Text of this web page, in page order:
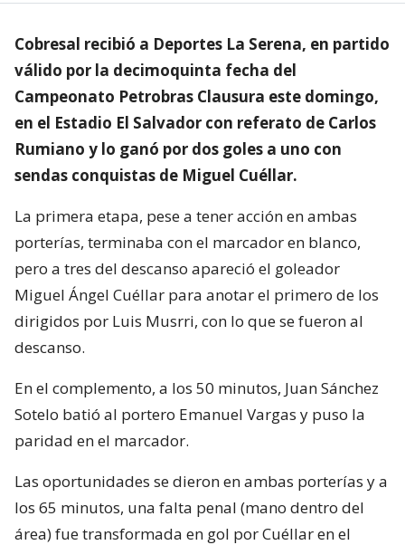
Cobresal recibió a Deportes La Serena, en partido
válido por la decimoquinta fecha del
Campeonato Petrobras Clausura este domingo,
en el Estadio El Salvador con referato de Carlos
Rumiano y lo ganó por dos goles a uno con
sendas conquistas de Miguel Cuéllar.
La primera etapa, pese a tener acción en ambas
porterías, terminaba con el marcador en blanco,
pero a tres del descanso apareció el goleador
Miguel Ángel Cuéllar para anotar el primero de los
dirigidos por Luis Musrri, con lo que se fueron al
descanso.
En el complemento, a los 50 minutos, Juan Sánchez
Sotelo batió al portero Emanuel Vargas y puso la
paridad en el marcador.
Las oportunidades se dieron en ambas porterías y a
los 65 minutos, una falta penal (mano dentro del
área) fue transformada en gol por Cuéllar en el